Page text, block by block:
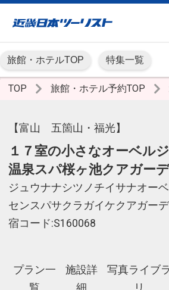
旅館・ホテルTOP 特集一覧
TOP 旅館・ホテル予約TOP
【富山 五箇山・福光】
１７室の小さなオーベル
温泉スパ桜ヶ池クアガー
ジュウナナシツノチイサナオー
センスパサクラガイケクアガー
宿コード:S160068
プラン一
施設詳
写真ライブラ